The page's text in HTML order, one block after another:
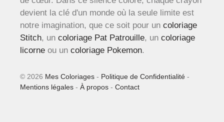
devient la clé d'un monde où la seule limite est
notre imagination, que ce soit pour un coloriage
Stitch, un coloriage Pat Patrouille, un coloriage
licorne ou un coloriage Pokemon.
© 2026 Mes Coloriages - Politique de Confidentialité -
Mentions légales - À propos - Contact